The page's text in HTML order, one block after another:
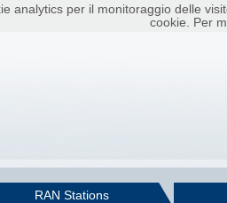
analytics per il monitoraggio delle
cookie. Per
RAN Stations